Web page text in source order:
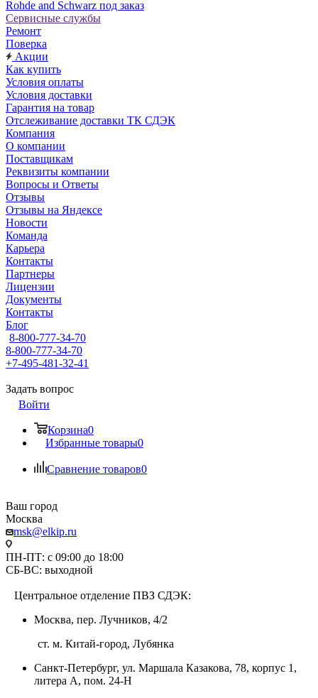
Rohde and Schwarz под заказ
Сервисные службы
Ремонт
Поверка
Акции
Как купить
Условия оплаты
Условия доставки
Гарантия на товар
Отслеживание доставки ТК СДЭК
Компания
О компании
Поставщикам
Реквизиты компании
Вопросы и Ответы
Отзывы
Отзывы на Яндексе
Новости
Команда
Карьера
Контакты
Партнеры
Лицензии
Документы
Контакты
Блог
8-800-777-34-70
8-800-777-34-70
+7-495-481-32-41
Задать вопрос
Войти
Корзина0
Избранные товары0
Сравнение товаров0
Ваш город
Москва
msk@elkip.ru
ПН-ПТ: с 09:00 до 18:00
СБ-ВС: выходной
Центральное отделение ПВЗ СДЭК:
Москва, пер. Лучников, 4/2
ст. м. Китай-город, Лубянка
Санкт-Петербург, ул. Маршала Казакова, 78, корпус 1,
литера А, пом. 24-Н